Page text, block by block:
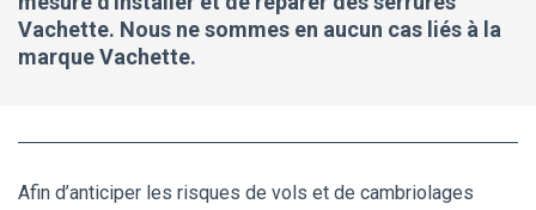
Vachette. Nous ne sommes en aucun cas liés à la
marque Vachette.
Afin d’anticiper les risques de vols et de cambriolages